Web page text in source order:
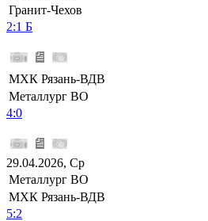
Гранит-Чехов
2:1 Б
МХК Рязань-ВДВ
Металлург ВО
4:0
29.04.2026, Ср
Металлург ВО
МХК Рязань-ВДВ
5:2